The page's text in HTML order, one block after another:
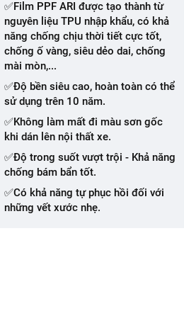
✅Film PPF ARI được tạo thành từ
nguyên liệu TPU nhập khẩu, có khả
năng chống chịu thời tiết cực tốt,
chống ố vàng, siêu dẻo dai, chống
mài mòn,...
✅Độ bền siêu cao, hoàn toàn có thể
sử dụng trên 10 năm.
✅Không làm mất đi màu sơn gốc
khi dán lên nội thất xe.
✅Độ trong suốt vượt trội - Khả năng
chống bám bẩn tốt.
✅Có khả năng tự phục hồi đối với
những vết xước nhẹ.